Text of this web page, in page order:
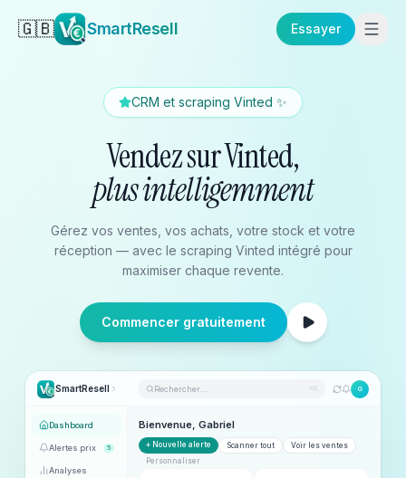
🇬🇧 SmartResell Essayer
CRM et scraping Vinted ✨
Vendez sur Vinted,
plus intelligemment
Gérez vos ventes, vos achats, votre stock et votre
réception — avec le scraping Vinted intégré pour
maximiser chaque revente.
Commencer gratuitement
SmartResell Rechercher... ⌘K G
Dashboard
Alertes prix 5
Analyses
Bienvenue, Gabriel
+ Nouvelle alerte Scanner tout
Voir les ventes
Personnaliser